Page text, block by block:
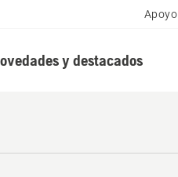
Apoyo
y destacados